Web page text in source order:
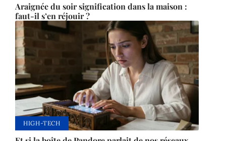
Araignée du soir signification dans la maison :
faut-il s’en réjouir ?
HIGH-TECH